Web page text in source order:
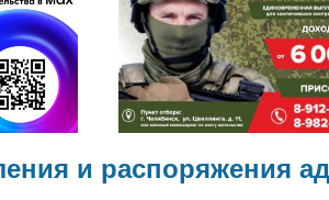
и распоряжения